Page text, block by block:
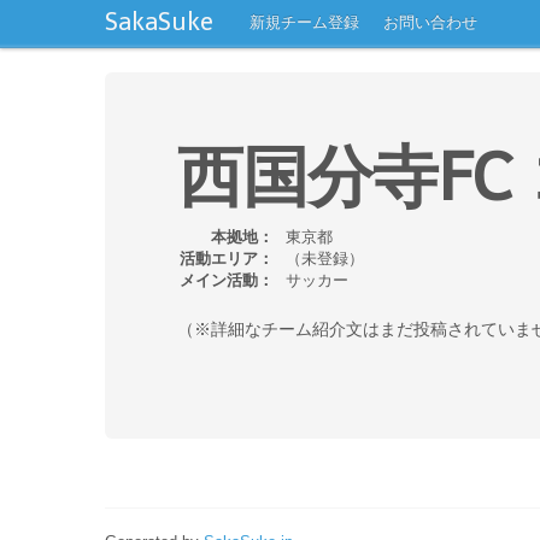
SakaSuke 新規チーム登録 お問い合わせ
西国分寺FC
本拠地：
東京都
活動エリア：
（未登録）
メイン活動：
サッカー
（※詳細なチーム紹介文はまだ投稿されていま